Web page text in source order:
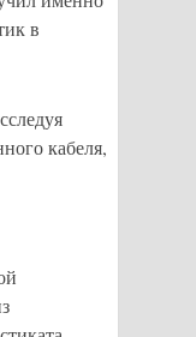
в
кабеля,